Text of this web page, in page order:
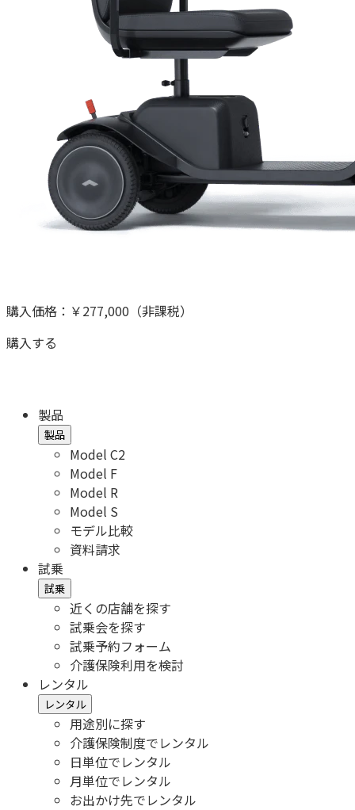
購入価格： ￥277,000 （非課税）
購入する
製品
製品
Model C2
Model F
Model R
Model S
モデル比較
資料請求
試乗
試乗
近くの店舗を探す
試乗会を探す
試乗予約フォーム
介護保険利用を検討
レンタル
レンタル
用途別に探す
介護保険制度でレンタル
日単位でレンタル
月単位でレンタル
お出かけ先でレンタル